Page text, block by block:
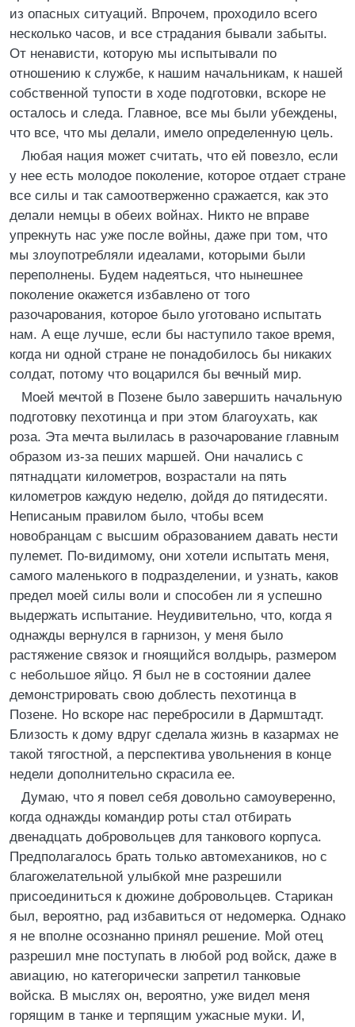
из опасных ситуаций. Впрочем, проходило всего
несколько часов, и все страдания бывали забыты.
От ненависти, которую мы испытывали по
отношению к службе, к нашим начальникам, к нашей
собственной тупости в ходе подготовки, вскоре не
осталось и следа. Главное, все мы были убеждены,
что все, что мы делали, имело определенную цель.
Любая нация может считать, что ей повезло, если
у нее есть молодое поколение, которое отдает стране
все силы и так самоотверженно сражается, как это
делали немцы в обеих войнах. Никто не вправе
упрекнуть нас уже после войны, даже при том, что
мы злоупотребляли идеалами, которыми были
переполнены. Будем надеяться, что нынешнее
поколение окажется избавлено от того
разочарования, которое было уготовано испытать
нам. А еще лучше, если бы наступило такое время,
когда ни одной стране не понадобилось бы никаких
солдат, потому что воцарился бы вечный мир.
Моей мечтой в Позене было завершить начальную
подготовку пехотинца и при этом благоухать, как
роза. Эта мечта вылилась в разочарование главным
образом из-за пеших маршей. Они начались с
пятнадцати километров, возрастали на пять
километров каждую неделю, дойдя до пятидесяти.
Неписаным правилом было, чтобы всем
новобранцам с высшим образованием давать нести
пулемет. По-видимому, они хотели испытать меня,
самого маленького в подразделении, и узнать, каков
предел моей силы воли и способен ли я успешно
выдержать испытание. Неудивительно, что, когда я
однажды вернулся в гарнизон, у меня было
растяжение связок и гноящийся волдырь, размером
с небольшое яйцо. Я был не в состоянии далее
демонстрировать свою доблесть пехотинца в
Позене. Но вскоре нас перебросили в Дармштадт.
Близость к дому вдруг сделала жизнь в казармах не
такой тягостной, а перспектива увольнения в конце
недели дополнительно скрасила ее.
Думаю, что я повел себя довольно самоуверенно,
когда однажды командир роты стал отбирать
двенадцать добровольцев для танкового корпуса.
Предполагалось брать только автомехаников, но с
благожелательной улыбкой мне разрешили
присоединиться к дюжине добровольцев. Старикан
был, вероятно, рад избавиться от недомерка. Однако
я не вполне осознанно принял решение. Мой отец
разрешил мне поступать в любой род войск, даже в
авиацию, но категорически запретил танковые
войска. В мыслях он, вероятно, уже видел меня
горящим в танке и терпящим ужасные муки. И,